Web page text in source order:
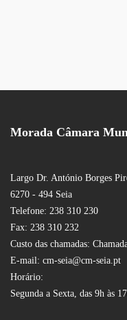
Morada Câmara
Largo Dr. António Borges
6270 - 494 Seia
Telefone: 238 310 230
Fax: 238 310 232
Custo das chamadas:
E-mail: cm-seia@cm-seia.pt
Horário:
Segunda a Sexta, das 9h às